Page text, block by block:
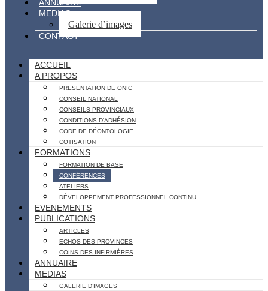
ANNUAIRE
MEDIAS
Galerie d’images
CONTACT
ACCUEIL
A PROPOS
PRESENTATION DE ONIC
CONSEIL NATIONAL
CONSEILS PROVINCIAUX
CONDITIONS D’ADHÉSION
CODE DE DÉONTOLOGIE
COTISATION
FORMATIONS
FORMATION DE BASE
CONFÉRENCES
ATELIERS
DÉVELOPPEMENT PROFESSIONNEL CONTINU
EVENEMENTS
PUBLICATIONS
ARTICLES
ECHOS DES PROVINCES
COINS DES INFIRMIÈRES
ANNUAIRE
MEDIAS
GALERIE D’IMAGES